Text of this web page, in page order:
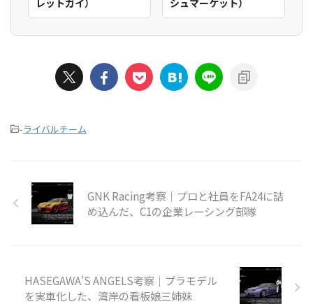
-ライバルチーム
GNK Racing考察｜プロと社員をFA24に詰
め込んだ、C1の企業レーシング部隊
HASEGAWA’S ANGELS考察｜プラモデル
を実車化した、湾岸の看板娘三姉妹